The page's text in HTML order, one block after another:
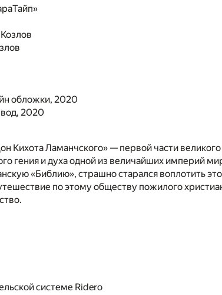
обложки, 2020
2020
Кихота Ламанчского» — первой части
гения и духа одной из величайших империй
«Библию», страшно старался воплотить
по этому обществу пожилого
системе Ridero